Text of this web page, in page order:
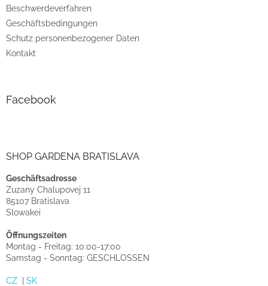
Beschwerdeverfahren
Geschäftsbedingungen
Schutz personenbezogener Daten
Kontakt
Facebook
SHOP GARDENA BRATISLAVA
Geschäftsadresse
Zuzany Chalupovej 11
85107 Bratislava
Slowakei
Öffnungszeiten
Montag - Freitag: 10:00-17:00
Samstag - Sonntag: GESCHLOSSEN
CZ SK